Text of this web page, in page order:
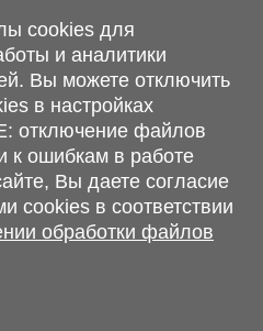
ул. Мира, 20А,
108 В, 224701
вся предоставленная на сайте
технических
а также стоимости и
информационный характер и
определяемой п.2 ст.407
Беларусь.
данных
файлов cookie.
cookies для
и аналитики
Вы можете отключить
в настройках
отключение файлов
к ошибкам в работе
Вы даете согласие
cookies в соответствии
обработки файлов